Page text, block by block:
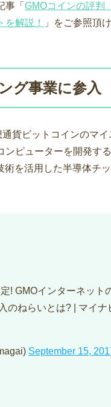
事「 GMOコインの評判
を解説！
」をご参照頂
グ事業に参入
貨ビットコインのマ
ンピューターを開発す
術を活用した半導体チ
! GMOインターネッ
のねらいとは? | マイナ
September 15,